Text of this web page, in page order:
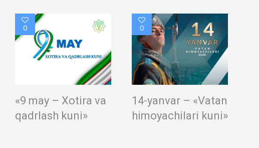
0
«9 may – Xotira va
qadrlash kuni»
0
14-yanvar – «Vatan
himoyachilari kuni»